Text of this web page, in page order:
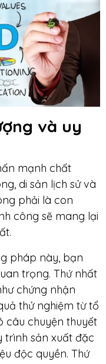
và uy
mạnh chất
di sản lịch sử và
phải là con
công sẽ mang lại
pháp này, bạn
trọng. Thứ nhất
chứng nhận
thử nghiệm từ tổ
câu chuyện thuyết
trình sản xuất đặc
độc quyền. Thứ